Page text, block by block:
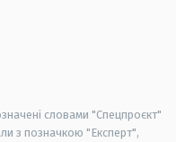
словами "Спецпроєкт"
з позначкою "Експерт",